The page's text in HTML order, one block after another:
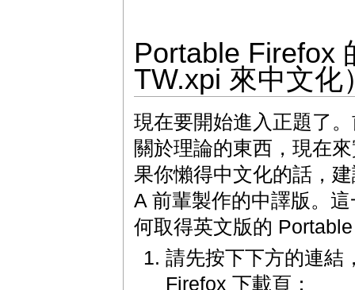
Portable Firefox
TW.xpi 來中文化
現在要開始進入正題了
關於理論的東西，現在
果你懶得中文化的話，
A 前輩製作的中譯版。
何取得英文版的
請先按下下方的連結
Firefox 下載頁：